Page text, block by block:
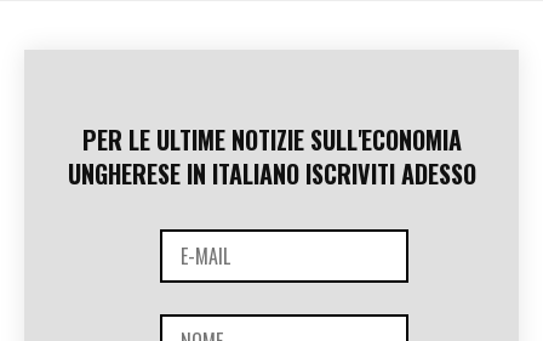
PER LE ULTIME NOTIZIE SULL'ECONOMIA
UNGHERESE IN ITALIANO ISCRIVITI ADESSO